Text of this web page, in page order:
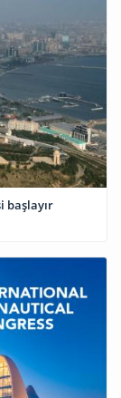
başlayır